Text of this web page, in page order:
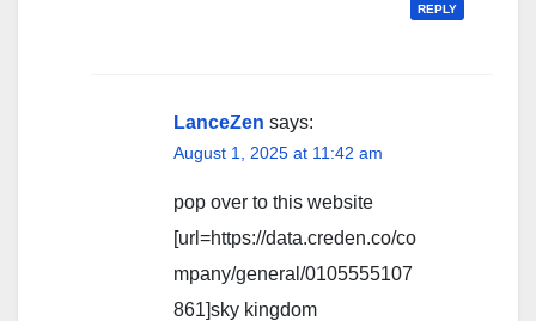
REPLY
LanceZen says:
August 1, 2025 at 11:42 am
pop over to this website
[url=https://data.creden.co/co
mpany/general/0105555107
861]sky kingdom